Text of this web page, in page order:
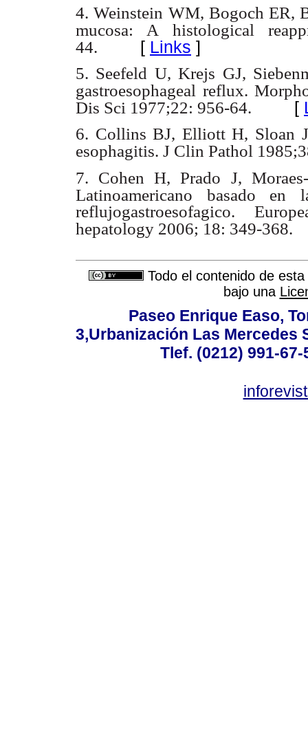
4. Weinstein WM, Bogoch ER,
mucosa: A histological
44.
[ Links ]
5. Seefeld U, Krejs GJ,
gastroesophageal reflux.
Dis Sci 1977;22: 956-64.
[
6. Collins BJ, Elliott H, Sloan
esophagitis. J Clin Pathol
7. Cohen H, Prado J,
Latinoamericano basado en
reflujogastroesofagico.
hepatology 2006; 18: 349-368.
Todo el contenido de
bajo una
Paseo Enrique Easo,
3,Urbanización Las Mercedes
Tlef. (0212) 991-